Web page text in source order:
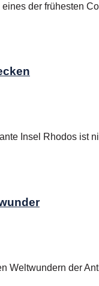
der frühesten
Insel Rhodos ist
Weltwundern der